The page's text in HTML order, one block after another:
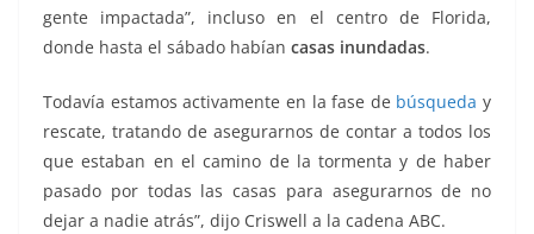
gente impactada”, incluso en el centro de Florida,
donde hasta el sábado habían casas inundadas.
Todavía estamos activamente en la fase de búsqueda y
rescate, tratando de asegurarnos de contar a todos los
que estaban en el camino de la tormenta y de haber
pasado por todas las casas para asegurarnos de no
dejar a nadie atrás”, dijo Criswell a la cadena ABC.